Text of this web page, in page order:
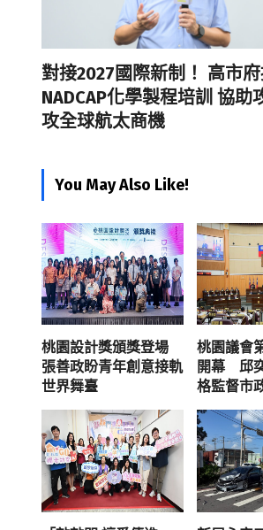
對接2027國際新制！ 高市
NADCAP化學製程培訓 協助
攻全球航太商機
You May Also Like!
桃園設計獎頒獎登場
張善政盼青年創意接軌
世界舞臺
桃園議會
開幕 邱
格監督市